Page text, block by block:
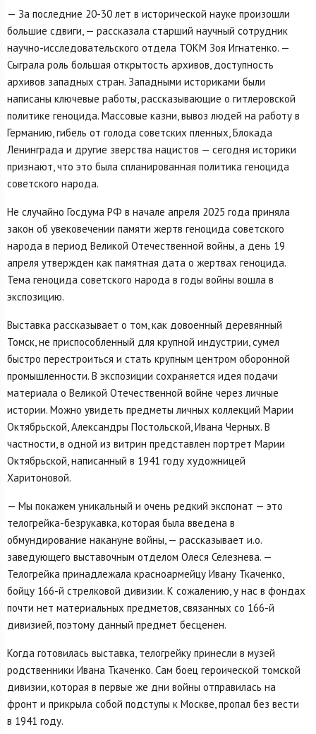
— За последние 20-30 лет в исторической науке произошли
большие сдвиги, — рассказала старший научный сотрудник
научно-исследовательского отдела ТОКМ Зоя Игнатенко. —
Сыграла роль большая открытость архивов, доступность
архивов западных стран. Западными историками были
написаны ключевые работы, рассказывающие о гитлеровской
политике геноцида. Массовые казни, вывоз людей на работу в
Германию, гибель от голода советских пленных, Блокада
Ленинграда и другие зверства нацистов — сегодня историки
признают, что это была спланированная политика геноцида
советского народа.
Не случайно Госдума РФ в начале апреля 2025 года приняла
закон об увековечении памяти жертв геноцида советского
народа в период Великой Отечественной войны, а день 19
апреля утвержден как памятная дата о жертвах геноцида.
Тема геноцида советского народа в годы войны вошла в
экспозицию.
Выставка рассказывает о том, как довоенный деревянный
Томск, не приспособленный для крупной индустрии, сумел
быстро перестроиться и стать крупным центром оборонной
промышленности. В экспозиции сохраняется идея подачи
материала о Великой Отечественной войне через личные
истории. Можно увидеть предметы личных коллекций Марии
Октябрьской, Александры Постольской, Ивана Черных. В
частности, в одной из витрин представлен портрет Марии
Октябрьской, написанный в 1941 году художницей
Харитоновой.
— Мы покажем уникальный и очень редкий экспонат — это
телогрейка-безрукавка, которая была введена в
обмундирование накануне войны, — рассказывает и.о.
заведующего выставочным отделом Олеся Селезнева. —
Телогрейка принадлежала красноармейцу Ивану Ткаченко,
бойцу 166-й стрелковой дивизии. К сожалению, у нас в фондах
почти нет материальных предметов, связанных со 166-й
дивизией, поэтому данный предмет бесценен.
Когда готовилась выставка, телогрейку принесли в музей
родственники Ивана Ткаченко. Сам боец героической томской
дивизии, которая в первые же дни войны отправилась на
фронт и прикрыла собой подступы к Москве, пропал без вести
в 1941 году.